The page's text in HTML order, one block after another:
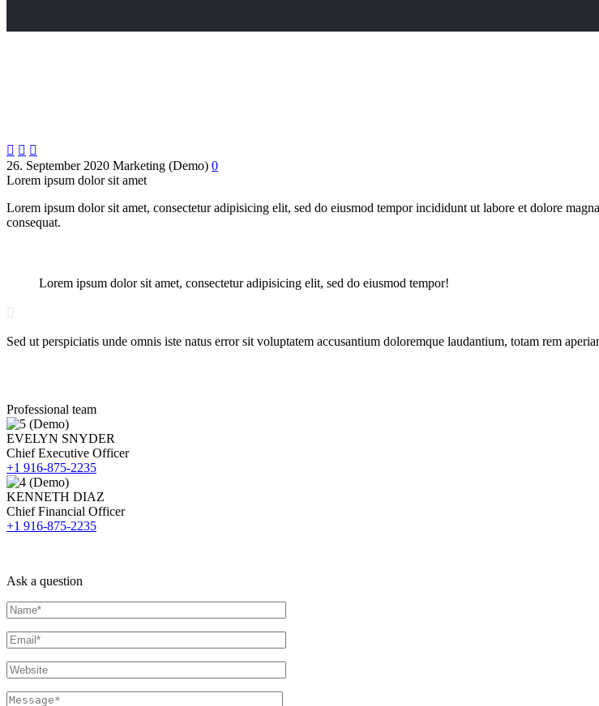
  
26. September 2020 Marketing (Demo) 0
Lorem ipsum dolor sit amet
Lorem ipsum dolor sit amet, consectetur adipisicing elit, sed do eiusmod tempor incididunt ut labore et dolore
consequat.
Lorem ipsum dolor sit amet, consectetur adipisicing elit, sed do eiusmod tempor!
Sed ut perspiciatis unde omnis iste natus error sit voluptatem accusantium doloremque laudantium, totam rem
Professional team
EVELYN SNYDER
Chief Executive Officer
+1 916-875-2235
KENNETH DIAZ
Chief Financial Officer
+1 916-875-2235
Ask a question